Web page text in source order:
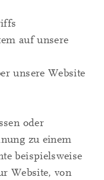
auf unsere
unsere Website
oder
zu einem
beispielsweise
Website, von